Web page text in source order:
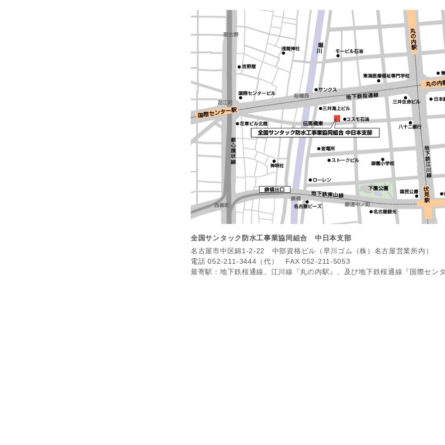
全国サンタック防水工事業協同組合 中日本支部
名古屋市中区錦1-2-22 中部資格ビル（早川ゴム（株）名古屋営業所内）
電話 052-211-3444（代） FAX 052-211-5053
最寄駅：地下鉄桜通線、江川線『丸の内駅』、及び地下鉄桜通線『国際セン